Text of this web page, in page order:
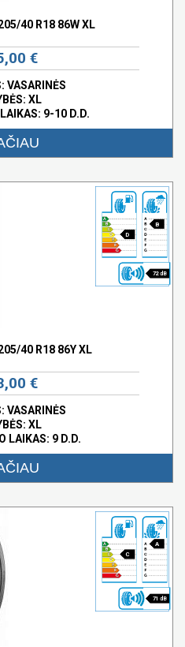
40 R18 86W XL
€
VASARINĖS
XL
9-10 D.D.
D
B
72 dB
40 R18 86Y XL
€
VASARINĖS
XL
LAIKAS: 9 D.D.
C
A
71 dB